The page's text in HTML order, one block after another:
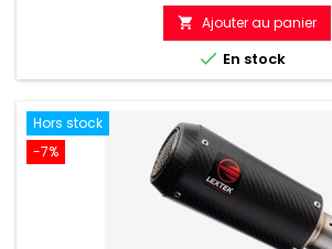
de
référence
 Ajouter au panier
 En stock
Hors stock
-7%